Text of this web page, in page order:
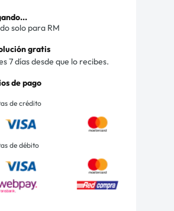
solo para RM
gratis
7 días desde que lo recibes.
de pago
de crédito
de débito